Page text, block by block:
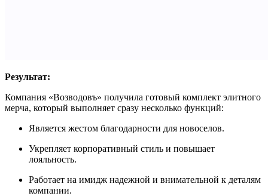
Результат:
Компания «Возводовъ» получила готовый комплект элитного
мерча, который выполняет сразу несколько функций:
Является жестом благодарности для новоселов.
Укрепляет корпоративный стиль и повышает
лояльность.
Работает на имидж надежной и внимательной к деталям
компании.